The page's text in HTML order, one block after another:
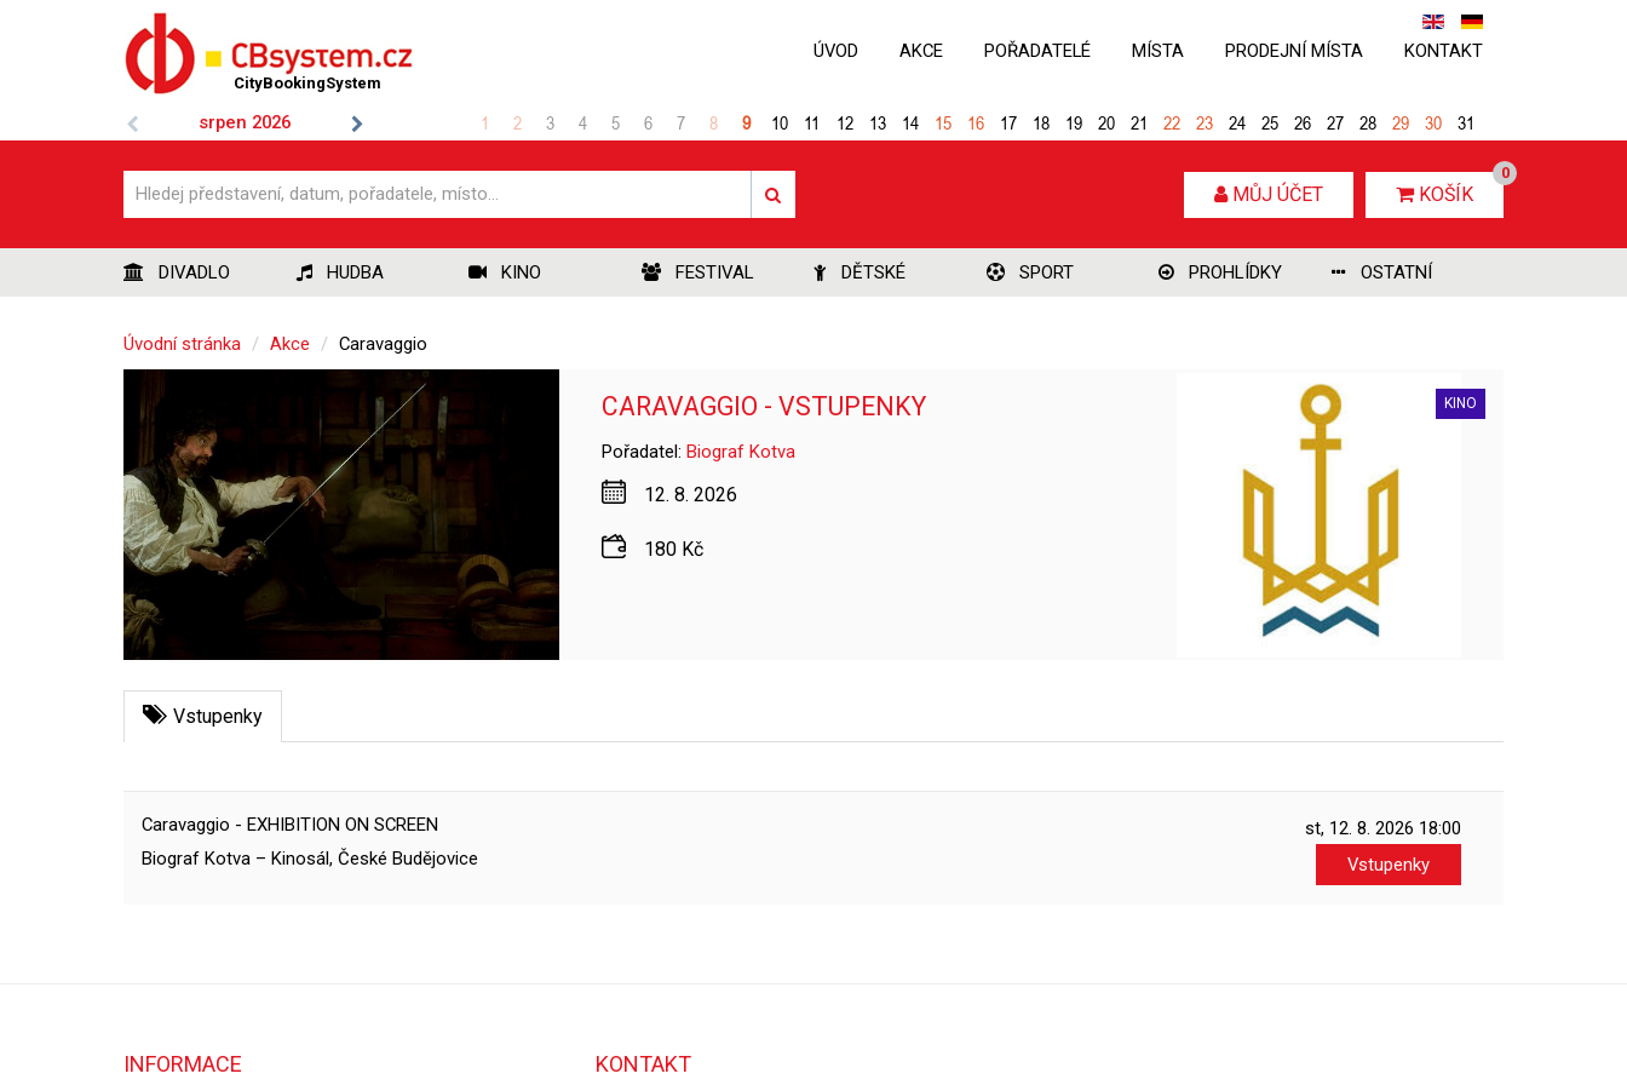
CityBookingSystem
ÚVOD AKCE POŘADATELÉ MÍSTA PRODEJNÍ MÍSTA KONTAKT
MŮJ ÚČET KOŠÍK
0
srpen 2026 1 2 3 4 5 6 7 8 9 10 11 12 13 14 15 16 17 18 19 20 21 22 23 24 25 26 27 28 29 30 31
DIVADLO HUDBA KINO FESTIVAL DĚTSKÉ SPORT PROHLÍDKY OSTATNÍ
Úvodní stránka Akce Caravaggio
CARAVAGGIO - VSTUPENKY
Pořadatel: Biograf Kotva
12. 8. 2026
180 Kč
KINO
Vstupenky
Caravaggio - EXHIBITION ON SCREEN
Biograf Kotva – Kinosál, České Budějovice
st, 12. 8. 2026 18:00
Vstupenky
INFORMACE KONTAKT